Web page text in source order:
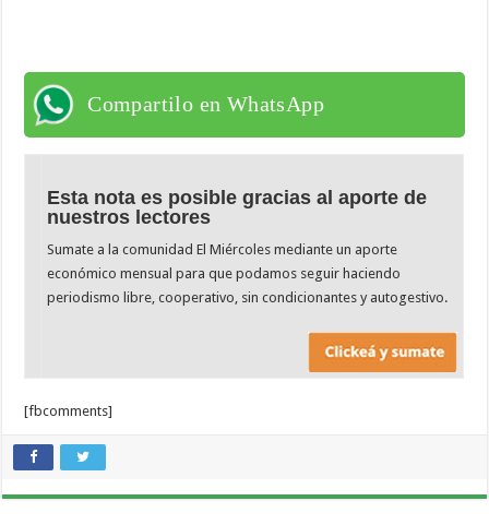
Compartilo en WhatsApp
Esta nota es posible gracias al aporte de
nuestros lectores
Sumate a la comunidad El Miércoles mediante un aporte
económico mensual para que podamos seguir haciendo
periodismo libre, cooperativo, sin condicionantes y autogestivo.
[fbcomments]